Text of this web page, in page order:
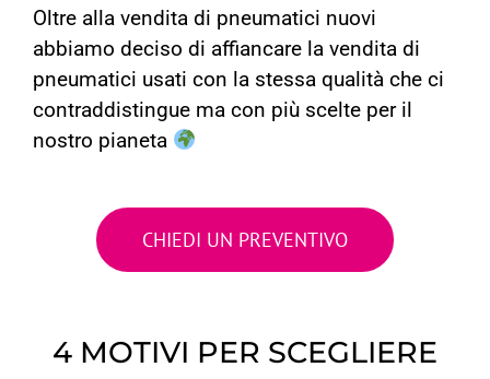
Oltre alla vendita di pneumatici nuovi
abbiamo deciso di affiancare la vendita di
pneumatici usati con la stessa qualità che ci
contraddistingue ma con più scelte per il
nostro pianeta
CHIEDI UN PREVENTIVO
4 MOTIVI PER SCEGLIERE